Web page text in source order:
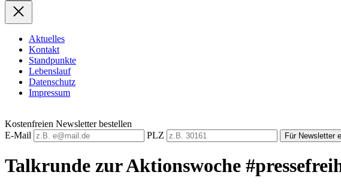
Aktuelles
Kontakt
Standpunkte
Lebenslauf
Datenschutz
Impressum
Kostenfreien Newsletter bestellen
E-Mail
PLZ Für Newsletter
Talkrunde zur Aktionswoche